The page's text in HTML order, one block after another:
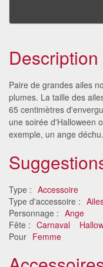
Paire de grandes ailes
plumes. La taille des
65 centimètres
une soirée d'Halloween
exemple, un ange déchu.
Type : Accessoire
Type d'accessoire :
Personnage : Ange
Fête : Carnaval
Pour Femme